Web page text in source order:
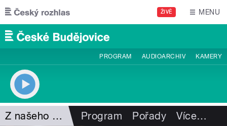
Přejít k hlavnímu obsahu
ŽIVĚ MENU
PROGRAM AUDIOARCHIV KAMERY
Z našeho vysílání Program Pořady Více…